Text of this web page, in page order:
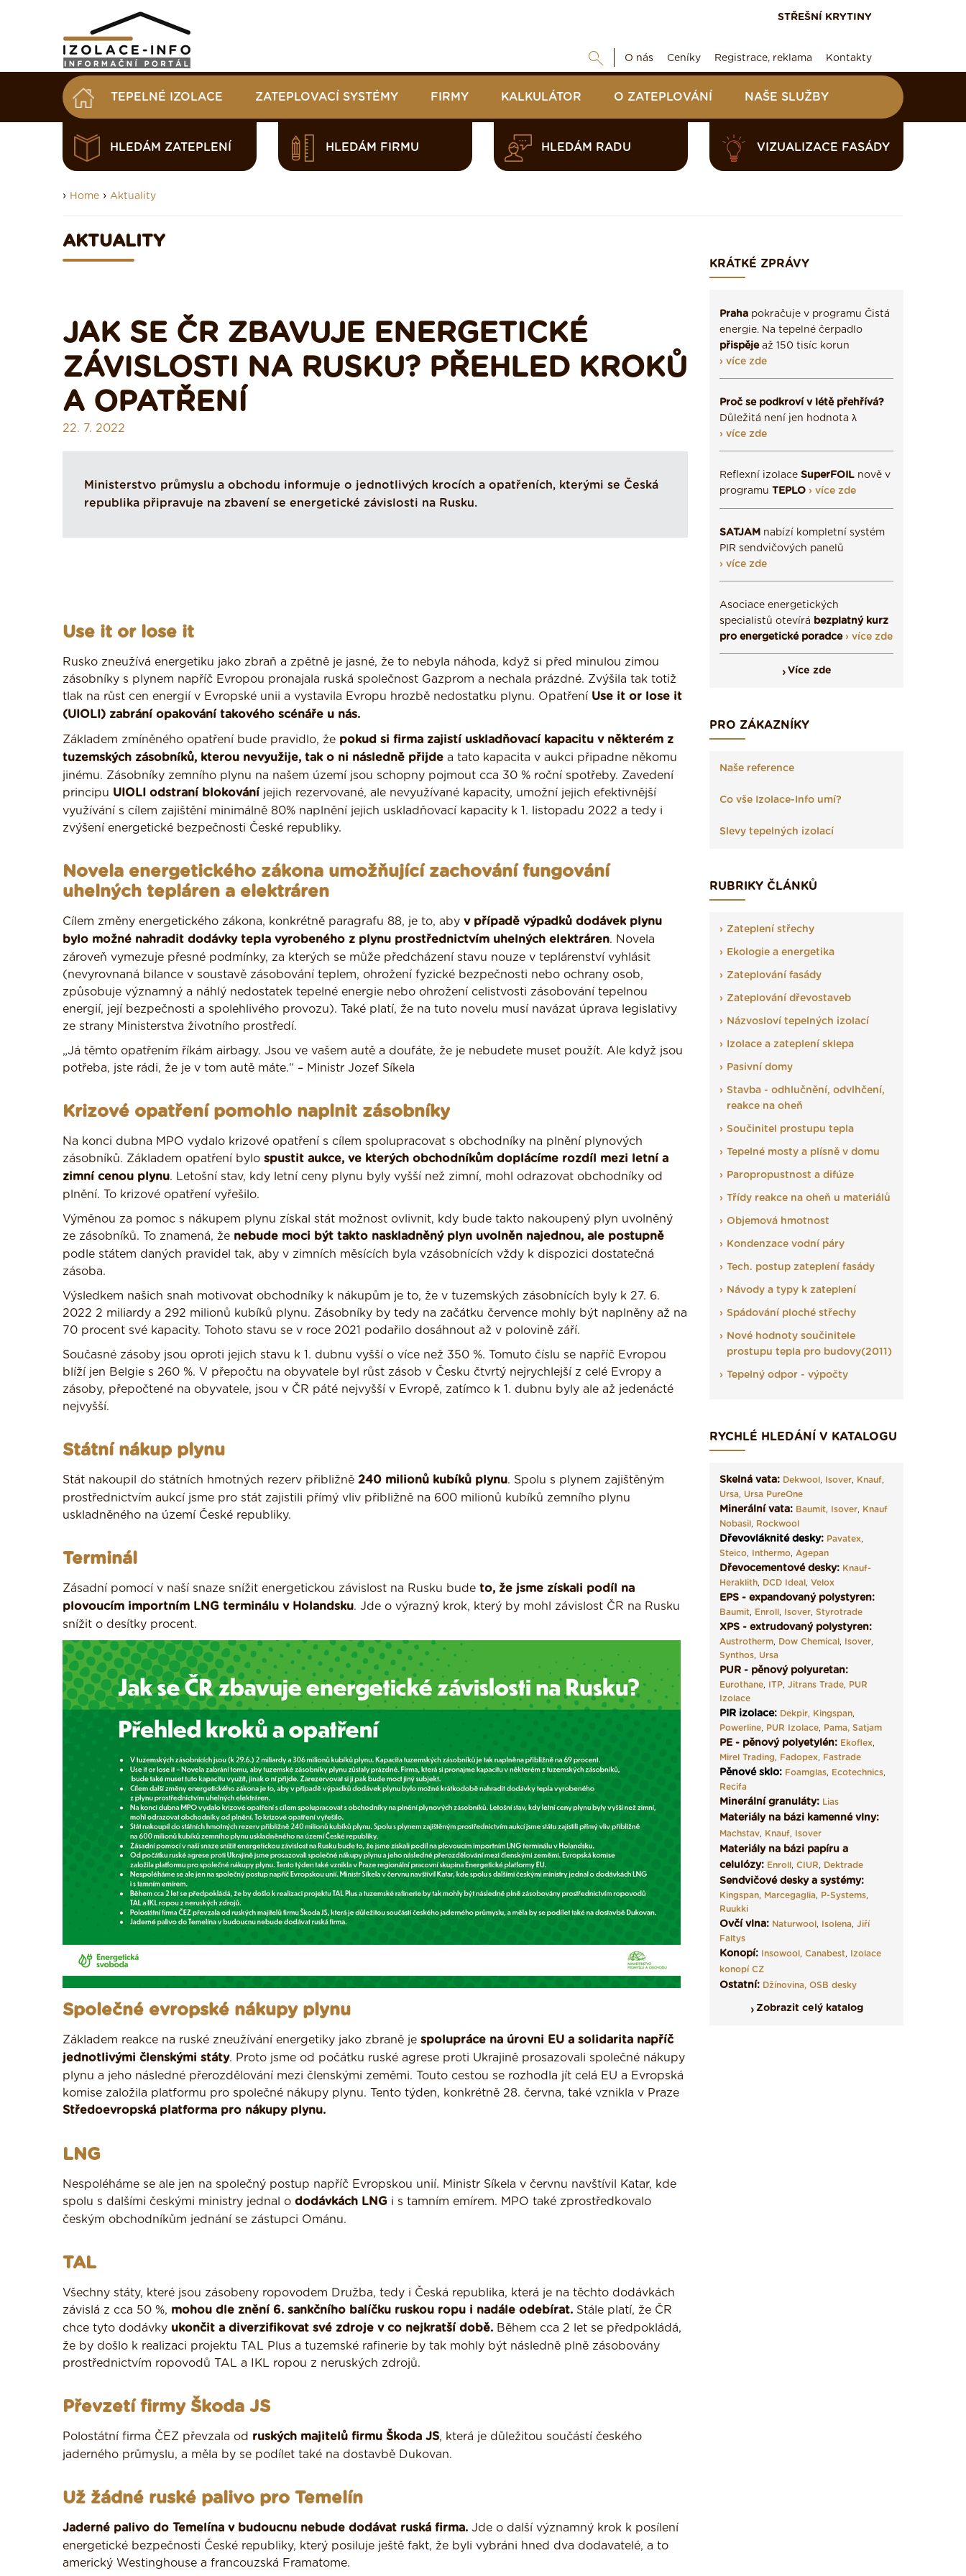
STŘEŠNÍ KRYTINY
O nás Ceníky Registrace, reklama Kontakty
TEPELNÉ IZOLACE ZATEPLOVACÍ SYSTÉMY FIRMY KALKULÁTOR O ZATEPLOVÁNÍ NAŠE SLUŽBY
HLEDÁM ZATEPLENÍ HLEDÁM FIRMU HLEDÁM RADU VIZUALIZACE FASÁDY
› Home › Aktuality
AKTUALITY
JAK SE ČR ZBAVUJE ENERGETICKÉ
ZÁVISLOSTI NA RUSKU? PŘEHLED KROKŮ
A OPATŘENÍ
22. 7. 2022
Ministerstvo průmyslu a obchodu informuje o jednotlivých krocích a opatřeních, kterými se Česká
republika připravuje na zbavení se energetické závislosti na Rusku.
Use it or lose it
Rusko zneužívá energetiku jako zbraň a zpětně je jasné, že to nebyla náhoda, když si před minulou zimou
zásobníky s plynem napříč Evropou pronajala ruská společnost Gazprom a nechala prázdné. Zvýšila tak totiž
tlak na růst cen energií v Evropské unii a vystavila Evropu hrozbě nedostatku plynu. Opatření Use it or lose it
(UIOLI) zabrání opakování takového scénáře u nás.
Základem zmíněného opatření bude pravidlo, že pokud si firma zajistí uskladňovací kapacitu v některém z
tuzemských zásobníků, kterou nevyužije, tak o ni následně přijde a tato kapacita v aukci připadne někomu
jinému. Zásobníky zemního plynu na našem území jsou schopny pojmout cca 30 % roční spotřeby. Zavedení
principu UIOLI odstraní blokování jejich rezervované, ale nevyužívané kapacity, umožní jejich efektivnější
využívání s cílem zajištění minimálně 80% naplnění jejich uskladňovací kapacity k 1. listopadu 2022 a tedy i
zvýšení energetické bezpečnosti České republiky.
Novela energetického zákona umožňující zachování fungování
uhelných tepláren a elektráren
Cílem změny energetického zákona, konkrétně paragrafu 88, je to, aby v případě výpadků dodávek plynu
bylo možné nahradit dodávky tepla vyrobeného z plynu prostřednictvím uhelných elektráren. Novela
zároveň vymezuje přesné podmínky, za kterých se může předcházení stavu nouze v teplárenství vyhlásit
(nevyrovnaná bilance v soustavě zásobování teplem, ohrožení fyzické bezpečnosti nebo ochrany osob,
způsobuje významný a náhlý nedostatek tepelné energie nebo ohrožení celistvosti zásobování tepelnou
energií, její bezpečnosti a spolehlivého provozu). Také platí, že na tuto novelu musí navázat úprava legislativy
ze strany Ministerstva životního prostředí.
„Já těmto opatřením říkám airbagy. Jsou ve vašem autě a doufáte, že je nebudete muset použít. Ale když jsou
potřeba, jste rádi, že je v tom autě máte.“ – Ministr Jozef Síkela
Krizové opatření pomohlo naplnit zásobníky
Na konci dubna MPO vydalo krizové opatření s cílem spolupracovat s obchodníky na plnění plynových
zásobníků. Základem opatření bylo spustit aukce, ve kterých obchodníkům doplácíme rozdíl mezi letní a
zimní cenou plynu. Letošní stav, kdy letní ceny plynu byly vyšší než zimní, mohl odrazovat obchodníky od
plnění. To krizové opatření vyřešilo.
Výměnou za pomoc s nákupem plynu získal stát možnost ovlivnit, kdy bude takto nakoupený plyn uvolněný
ze zásobníků. To znamená, že nebude moci být takto naskladněný plyn uvolněn najednou, ale postupně
podle státem daných pravidel tak, aby v zimních měsících byla vzásobnících vždy k dispozici dostatečná
zásoba.
Výsledkem našich snah motivovat obchodníky k nákupům je to, že v tuzemských zásobnících byly k 27. 6.
2022 2 miliardy a 292 milionů kubíků plynu. Zásobníky by tedy na začátku července mohly být naplněny až na
70 procent své kapacity. Tohoto stavu se v roce 2021 podařilo dosáhnout až v polovině září.
Současné zásoby jsou oproti jejich stavu k 1. dubnu vyšší o více než 350 %. Tomuto číslu se napříč Evropou
blíží jen Belgie s 260 %. V přepočtu na obyvatele byl růst zásob v Česku čtvrtý nejrychlejší z celé Evropy a
zásoby, přepočtené na obyvatele, jsou v ČR páté nejvyšší v Evropě, zatímco k 1. dubnu byly ale až jedenácté
nejvyšší.
Státní nákup plynu
Stát nakoupil do státních hmotných rezerv přibližně 240 milionů kubíků plynu. Spolu s plynem zajištěným
prostřednictvím aukcí jsme pro stát zajistili přímý vliv přibližně na 600 milionů kubíků zemního plynu
uskladněného na území České republiky.
Terminál
Zásadní pomocí v naší snaze snížit energetickou závislost na Rusku bude to, že jsme získali podíl na
plovoucím importním LNG terminálu v Holandsku. Jde o výrazný krok, který by mohl závislost ČR na Rusku
snížit o desítky procent.
Společné evropské nákupy plynu
Základem reakce na ruské zneužívání energetiky jako zbraně je spolupráce na úrovni EU a solidarita napříč
jednotlivými členskými státy. Proto jsme od počátku ruské agrese proti Ukrajině prosazovali společné nákupy
plynu a jeho následné přerozdělování mezi členskými zeměmi. Touto cestou se rozhodla jít celá EU a Evropská
komise založila platformu pro společné nákupy plynu. Tento týden, konkrétně 28. června, také vznikla v Praze
Středoevropská platforma pro nákupy plynu.
LNG
Nespoléháme se ale jen na společný postup napříč Evropskou unií. Ministr Síkela v červnu navštívil Katar, kde
spolu s dalšími českými ministry jednal o dodávkách LNG i s tamním emírem. MPO také zprostředkovalo
českým obchodníkům jednání se zástupci Ománu.
TAL
Všechny státy, které jsou zásobeny ropovodem Družba, tedy i Česká republika, která je na těchto dodávkách
závislá z cca 50 %, mohou dle znění 6. sankčního balíčku ruskou ropu i nadále odebírat. Stále platí, že ČR
chce tyto dodávky ukončit a diverzifikovat své zdroje v co nejkratší době. Během cca 2 let se předpokládá,
že by došlo k realizaci projektu TAL Plus a tuzemské rafinerie by tak mohly být následně plně zásobovány
prostřednictvím ropovodů TAL a IKL ropou z neruských zdrojů.
Převzetí firmy Škoda JS
Polostátní firma ČEZ převzala od ruských majitelů firmu Škoda JS, která je důležitou součástí českého
jaderného průmyslu, a měla by se podílet také na dostavbě Dukovan.
Už žádné ruské palivo pro Temelín
Jaderné palivo do Temelína v budoucnu nebude dodávat ruská firma. Jde o další významný krok k posílení
energetické bezpečnosti České republiky, který posiluje ještě fakt, že byli vybráni hned dva dodavatelé, a to
americký Westinghouse a francouzská Framatome.
KRÁTKÉ ZPRÁVY
Praha pokračuje v programu Čistá
energie. Na tepelné čerpadlo
přispějeaž 150 tisíc korun
› více zde
Proč se podkroví v létě přehřívá?
Důležitá není jen hodnota λ
› více zde
Reflexní izolace SuperFOIL nově v
programu TEPLO › více zde
SATJAM nabízí kompletní systém
PIR sendvičových panelů
› více zde
Asociace energetických
specialistů otevírá bezplatný kurz
pro energetické poradce › více zde
Více zde
PRO ZÁKAZNÍKY
Naše reference
Co vše Izolace-Info umí?
Slevy tepelných izolací
RUBRIKY ČLÁNKŮ
Zateplení střechy
Ekologie a energetika
Zateplování fasády
Zateplování dřevostaveb
Názvosloví tepelných izolací
Izolace a zateplení sklepa
Pasivní domy
Stavba - odhlučnění, odvlhčení,
reakce na oheň
Součinitel prostupu tepla
Tepelné mosty a plísně v domu
Paropropustnost a difúze
Třídy reakce na oheň u materiálů
Objemová hmotnost
Kondenzace vodní páry
Tech. postup zateplení fasády
Návody a typy k zateplení
Spádování ploché střechy
Nové hodnoty součinitele
prostupu tepla pro budovy(2011)
Tepelný odpor - výpočty
RYCHLÉ HLEDÁNÍ V KATALOGU
Skelná vata: Dekwool, Isover, Knauf,
Ursa, Ursa PureOne
Minerální vata: Baumit, Isover, Knauf
Nobasil, Rockwool
Dřevovláknité desky: Pavatex,
Steico, Inthermo, Agepan
Dřevocementové desky: Knauf-
Heraklith, DCD Ideal, Velox
EPS - expandovaný polystyren:
Baumit, Enroll, Isover, Styrotrade
XPS - extrudovaný polystyren:
Austrotherm, Dow Chemical, Isover,
Synthos, Ursa
PUR - pěnový polyuretan:
Eurothane, ITP, Jitrans Trade, PUR
Izolace
PIR izolace: Dekpir, Kingspan,
Powerline, PUR Izolace, Pama, Satjam
PE - pěnový polyetylén: Ekoflex,
Mirel Trading, Fadopex, Fastrade
Pěnové sklo: Foamglas, Ecotechnics,
Recifa
Minerální granuláty: Lias
Materiály na bázi kamenné vlny:
Machstav, Knauf, Isover
Materiály na bázi papíru a
celulózy: Enroll, CIUR, Dektrade
Sendvičové desky a systémy:
Kingspan, Marcegaglia, P-Systems,
Ruukki
Ovčí vlna: Naturwool, Isolena, Jiří
Faltys
Konopí: Insowool, Canabest, Izolace
konopí CZ
Ostatní: Džínovina, OSB desky
Zobrazit celý katalog